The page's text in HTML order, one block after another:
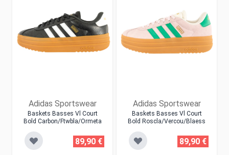
Adidas Sportswear
Baskets Basses Vl Court
Bold Carbon/ftwbla/ormeta
89,90 €
Adidas Sportswear
Baskets Basses Vl Court
Bold Roscla/vercou/blaess
89,90 €